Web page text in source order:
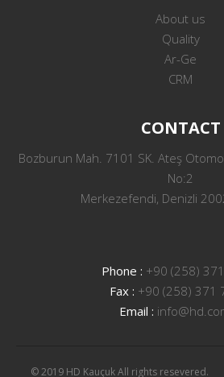
About us
Quality
Ar-Ge
CRM
CONTACT
Bozburun Mah. 7101 SK. Ateş
No:2
Merkezefendi, Denizli
Phone : +90 (258)
Fax : +90 (258) 371
Email :
© 2019 HD Kauçuk All rights resevered.